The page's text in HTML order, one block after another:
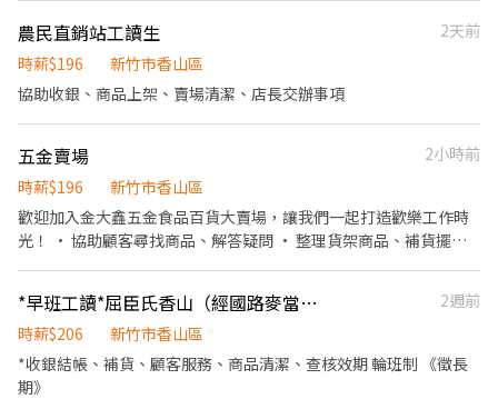
農民直銷站工讀生
2天前
時薪$196
新竹市香山區
協助收銀、商品上架、賣場清潔、店長交辦事項
五金賣場
2小時前
時薪$196
新竹市香山區
歡迎加入金大鑫五金食品百貨大賣場，讓我們一起打造歡樂工作時
光！ • 協助顧客尋找商品、解答疑問 • 整理貨架商品、補貨擺放
*早班工讀*屈臣氏香山（經國路麥當勞旁）
2週前
時薪$206
新竹市香山區
*收銀結帳、補貨、顧客服務、商品清潔、查核效期 輪班制 《徵長
期》